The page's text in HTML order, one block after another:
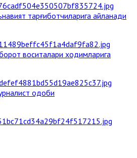
тарғиботчиларига айланади
воситалари ходимларига
одоби